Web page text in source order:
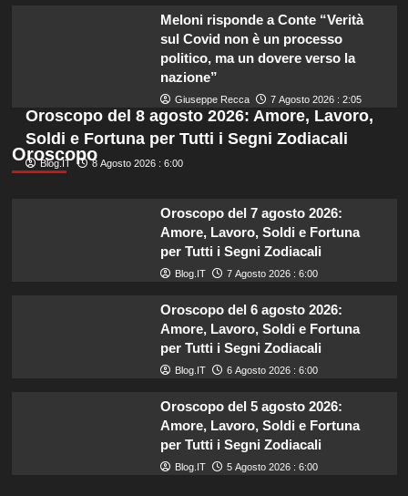
Meloni risponde a Conte “Verità
sul Covid non è un processo
politico, ma un dovere verso la
nazione”
Giuseppe Recca 7 Agosto 2026 : 2:05
Oroscopo
Oroscopo del 8 agosto 2026: Amore, Lavoro,
Soldi e Fortuna per Tutti i Segni Zodiacali
Blog.IT 8 Agosto 2026 : 6:00
Oroscopo del 7 agosto 2026:
Amore, Lavoro, Soldi e Fortuna
per Tutti i Segni Zodiacali
Blog.IT 7 Agosto 2026 : 6:00
Oroscopo del 6 agosto 2026:
Amore, Lavoro, Soldi e Fortuna
per Tutti i Segni Zodiacali
Blog.IT 6 Agosto 2026 : 6:00
Oroscopo del 5 agosto 2026:
Amore, Lavoro, Soldi e Fortuna
per Tutti i Segni Zodiacali
Blog.IT 5 Agosto 2026 : 6:00